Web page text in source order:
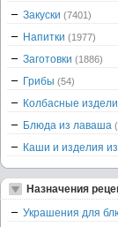
Закуски (7401)
Напитки (1977)
Заготовки (1886)
Грибы (54)
Колбасные
Блюда из лаваша
Каши и изделия
Назначения
Украшения для